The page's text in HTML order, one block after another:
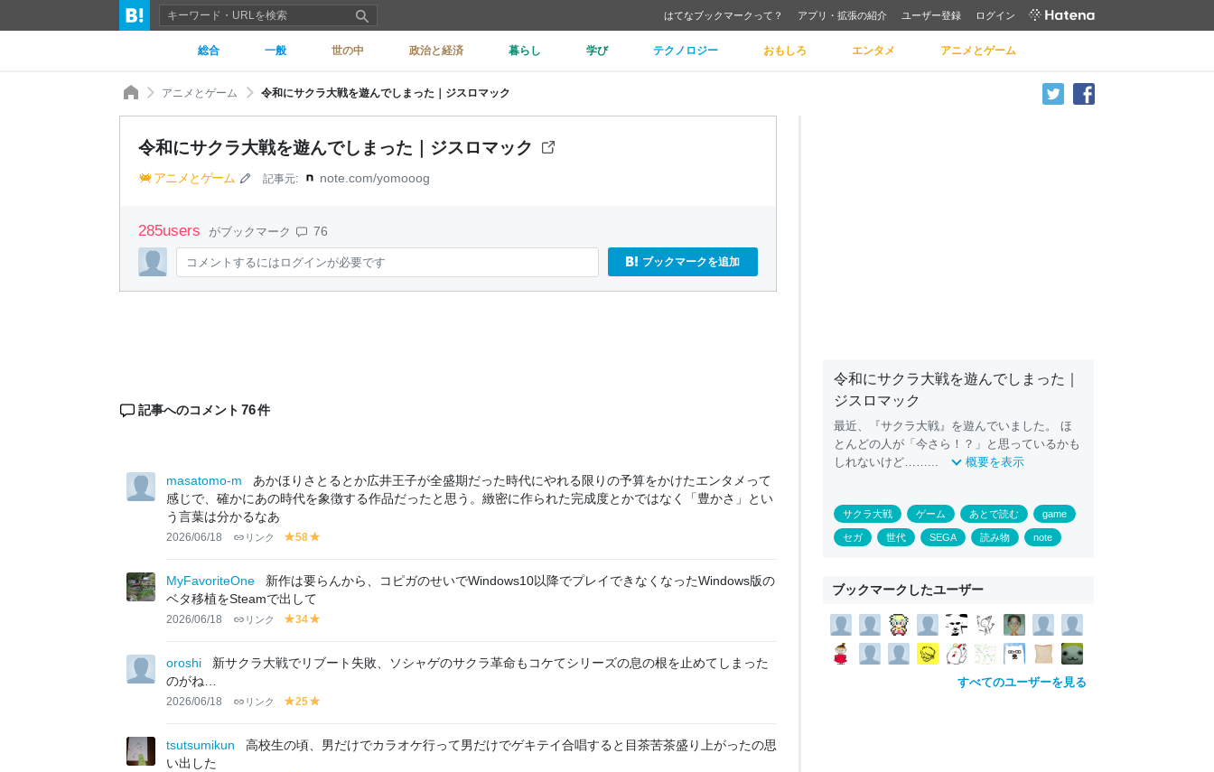
はてなブックマークって？ アプリ・拡張の紹介 ユーザー登録 ログイン
総合 一般 世の中 政治と経済 暮らし 学び テクノロジー おもしろ エンタメ アニメとゲーム
アニメとゲーム 令和にサクラ大戦を遊んでしまった｜ジスロマック
令和にサクラ大戦を遊んでしまった｜ジスロマック
アニメとゲーム 記事元: note.com/yomooog
285users がブックマーク 76
コメントするにはログインが必要です ブックマークを追加
記事へのコメント 76件
masatomo-m
あかほりさとるとか広井王子が全盛期だった時代にやれる限りの予算をかけたエンタメって
感じで、確かにあの時代を象徴する作品だったと思う。緻密に作られた完成度とかではなく「豊かさ」とい
う言葉は分かるなあ
2026/06/18 リンク
y
lo
w
58
lo
w
MyFavoriteOne
新作は要らんから、コピガのせいでWindows10以降でプレイできなくなったWindows版の
ベタ移植をSteamで出して
2026/06/18 リンク
y
lo
34
lo
oroshi
新サクラ大戦でリブート失敗、ソシャゲのサクラ革命もコケてシリーズの息の根を止めてしまった
のがね…
2026/06/18 リンク
y
lo
25
tsutsumikun
高校生の頃、男だけでカラオケ行って男だけでゲキテイ合唱すると目茶苦茶盛り上がったの思
い出した
令和にサクラ大戦を遊んでしまった｜
ジスロマック
最近、『サクラ大戦』を遊んでいました。 ほ
とんどの人が「今さら！？」と思っているかも
しれないけど……...
概要を表示
サクラ大戦 ゲーム あとで読む game
セガ 世代 SEGA 読み物 note
ブックマークしたユーザー
すべてのユーザーを見る